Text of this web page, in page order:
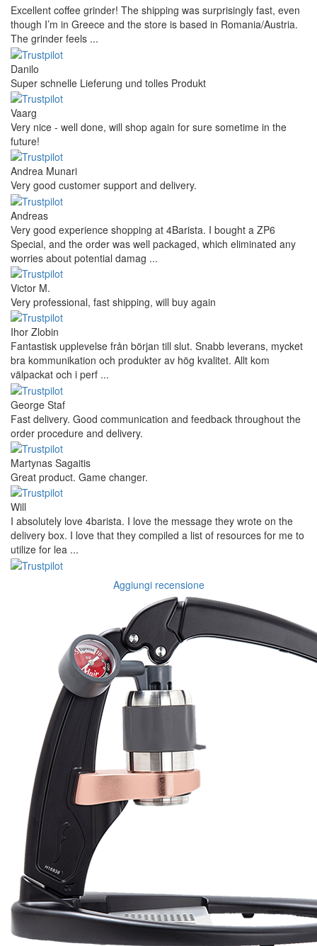
Excellent coffee grinder! The shipping was surprisingly fast, even
though I’m in Greece and the store is based in Romania/Austria.
The grinder feels ...
Danilo
Super schnelle Lieferung und tolles Produkt
Vaarg
Very nice - well done, will shop again for sure sometime in the
future!
Andrea Munari
Very good customer support and delivery.
Andreas
Very good experience shopping at 4Barista. I bought a ZP6
Special, and the order was well packaged, which eliminated any
worries about potential damag ...
Victor M.
Very professional, fast shipping, will buy again
Ihor Zlobin
Fantastisk upplevelse från början till slut. Snabb leverans, mycket
bra kommunikation och produkter av hög kvalitet. Allt kom
välpackat och i perf ...
George Staf
Fast delivery. Good communication and feedback throughout the
order procedure and delivery.
Martynas Sagaitis
Great product. Game changer.
Will
I absolutely love 4barista. I love the message they wrote on the
delivery box. I love that they compiled a list of resources for me to
utilize for lea ...
Aggiungi recensione